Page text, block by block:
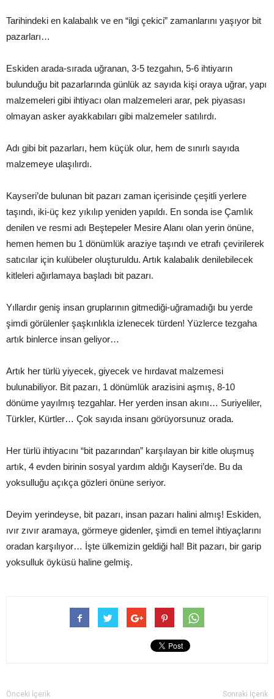
Tarihindeki en kalabalık ve en “ilgi çekici” zamanlarını yaşıyor bit
pazarları…
Eskiden arada-sırada uğranan, 3-5 tezgahın, 5-6 ihtiyarın
bulunduğu bit pazarlarında günlük az sayıda kişi oraya uğrar, yapı
malzemeleri gibi ihtiyacı olan malzemeleri arar, pek piyasası
olmayan asker ayakkabıları gibi malzemeler satılırdı.
Adı gibi bit pazarları, hem küçük olur, hem de sınırlı sayıda
malzemeye ulaşılırdı.
Kayseri’de bulunan bit pazarı zaman içerisinde çeşitli yerlere
taşındı, iki-üç kez yıkılıp yeniden yapıldı. En sonda ise Çamlık
denilen ve resmi adı Beştepeler Mesire Alanı olan yerin önüne,
hemen hemen bu 1 dönümlük araziye taşındı ve etrafı çevirilerek
satıcılar için kulübeler oluşturuldu. Artık kalabalık denilebilecek
kitleleri ağırlamaya başladı bit pazarı.
Yıllardır geniş insan gruplarının gitmediği-uğramadığı bu yerde
şimdi görülenler şaşkınlıkla izlenecek türden! Yüzlerce tezgaha
artık binlerce insan geliyor…
Artık her türlü yiyecek, giyecek ve hırdavat malzemesi
bulunabiliyor. Bit pazarı, 1 dönümlük arazisini aşmış, 8-10
dönüme yayılmış tezgahlar. Her yerden insan akını… Suriyeliler,
Türkler, Kürtler… Çok sayıda insanı görüyorsunuz orada.
Her türlü ihtiyacını “bit pazarından” karşılayan bir kitle oluşmuş
artık, 4 evden birinin sosyal yardım aldığı Kayseri’de. Bu da
yoksulluğu açıkça gözleri önüne seriyor.
Deyim yerindeyse, bit pazarı, insan pazarı halini almış! Eskiden,
ıvır zıvır aramaya, görmeye gidenler, şimdi en temel ihtiyaçlarını
oradan karşılıyor… İşte ülkemizin geldiği hal! Bit pazarı, bir garip
yoksulluk öyküsü haline gelmiş.
Önceki İçerik Sonraki İçerik